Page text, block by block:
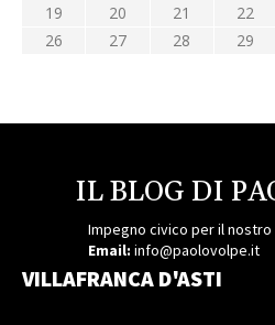
19
20 21 22
26
27 28 29
IL BLOG DI
Impegno civico per il
Email: info@paolovolpe.it
VILLAFRANCA D'ASTI